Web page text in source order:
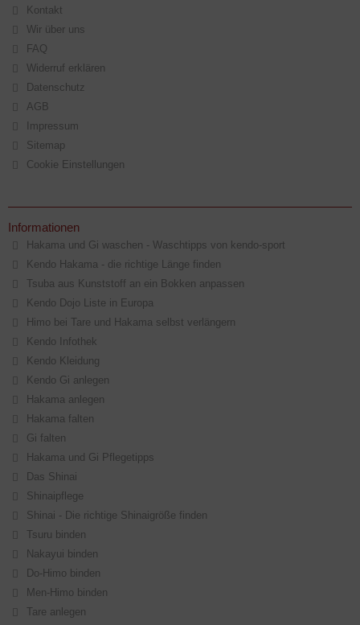
Kontakt
Wir über uns
FAQ
Widerruf erklären
Datenschutz
AGB
Impressum
Sitemap
Cookie Einstellungen
Informationen
Hakama und Gi waschen - Waschtipps von kendo-sport
Kendo Hakama - die richtige Länge finden
Tsuba aus Kunststoff an ein Bokken anpassen
Kendo Dojo Liste in Europa
Himo bei Tare und Hakama selbst verlängern
Kendo Infothek
Kendo Kleidung
Kendo Gi anlegen
Hakama anlegen
Hakama falten
Gi falten
Hakama und Gi Pflegetipps
Das Shinai
Shinaipflege
Shinai - Die richtige Shinaigröße finden
Tsuru binden
Nakayui binden
Do-Himo binden
Men-Himo binden
Tare anlegen